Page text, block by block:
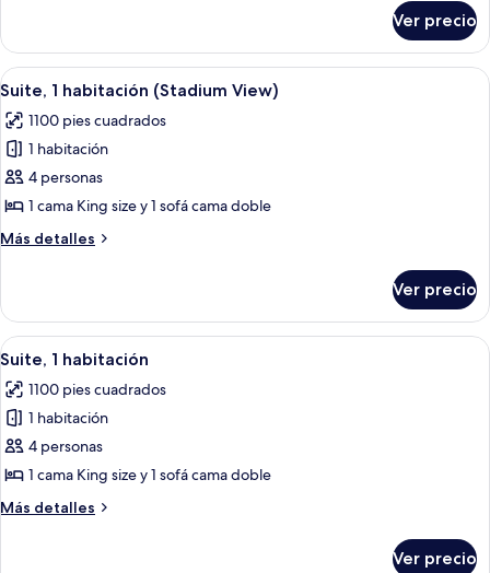
ejecutiva
(Stadium
View)
Ver precio
Abrir
todas
las
fotos
de
Suite,
1
habitación
View)
Amplia habitación de hotel con una
5
Suite, 1 habitación (Stadium View)
1100 pies cuadrados
1 habitación
4 personas
1 cama King size y 1 sofá cama doble
Más detalles
Más
1
habitación
(Stadium
Ver precio
Abrir
todas
las
fotos
de
Suite,
1
habitación
Amplia habitación de hotel con una
5
Suite, 1 habitación
1100 pies cuadrados
1 habitación
4 personas
1 cama King size y 1 sofá cama doble
Más detalles
Más
Ver precio